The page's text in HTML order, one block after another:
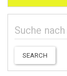
SEARCH